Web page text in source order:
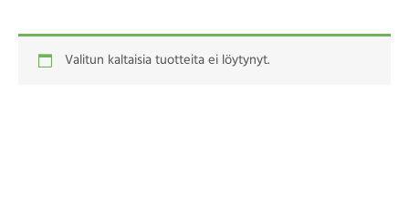
Valitun kaltaisia tuotteita ei löytynyt.